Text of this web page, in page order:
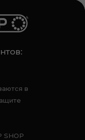
в
SHOP